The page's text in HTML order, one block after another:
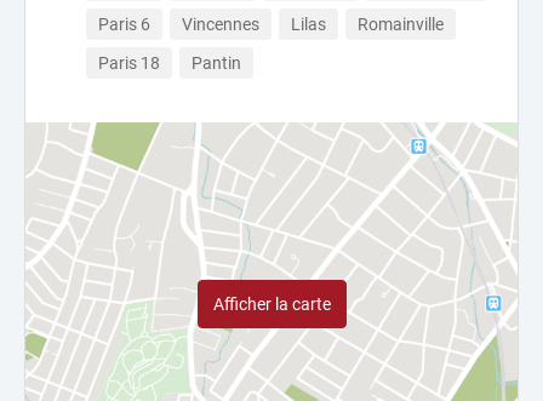
Paris 6
Vincennes Lilas
Romainville
Paris 18
Pantin
Afficher la carte